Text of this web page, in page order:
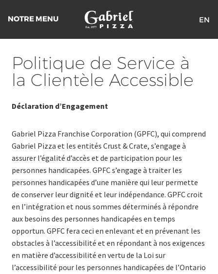
the
homepage
NOTRE MENU EN
Politique de Service à
la Clientèle Accessible
Déclaration d’Engagement
Gabriel Pizza Franchise Corporation (GPFC), qui comprend
Gabriel Pizza et les entités Crust & Crate, s’engage à
assurer l’égalité d’accès et de participation pour les
personnes handicapées. GPFC s’engage à traiter les
personnes handicapées d’une manière qui leur permette
de conserver leur dignité et leur indépendance. GPFC croit
en l’intégration et nous sommes déterminés à répondre
aux besoins des personnes handicapées en temps
opportun. GPFC fera ceci en enlevant et en prévenant les
obstacles à l’accessibilité et en répondant à nos exigences
en matière d’accessibilité en vertu de la Loi sur
l’accessibilité pour les personnes handicapées de l’Ontario